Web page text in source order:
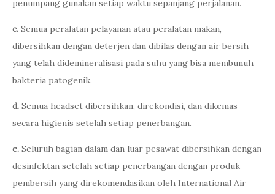
penumpang gunakan setiap waktu sepanjang perjalanan.
c. Semua peralatan pelayanan atau peralatan makan,
dibersihkan dengan deterjen dan dibilas dengan air bersih
yang telah didemineralisasi pada suhu yang bisa membunuh
bakteria patogenik.
d. Semua headset dibersihkan, direkondisi, dan dikemas
secara higienis setelah setiap penerbangan.
e. Seluruh bagian dalam dan luar pesawat dibersihkan dengan
desinfektan setelah setiap penerbangan dengan produk
pembersih yang direkomendasikan oleh International Air